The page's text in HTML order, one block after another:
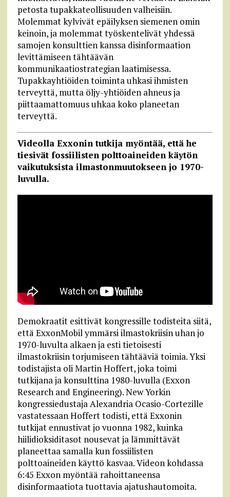
petosta tupakkateollisuuden valheisiin.
Molemmat kylvivät epäilyksen siemenen omin
keinoin, ja molemmat työskentelivät yhdessä
samojen konsulttien kanssa disinformaation
levittämiseen tähtäävän
kommunikaatiostrategian laatimisessa.
Tupakkayhtiöiden toiminta uhkasi ihmisten
terveyttä, mutta öljy-yhtiöiden ahneus ja
piittaamattomuus uhkaa koko planeetan
terveyttä.
Videolla Exxonin tutkija myöntää, että he
tiesivät fossiilisten polttoaineiden käytön
vaikutuksista ilmastonmuutokseen jo 1970-
luvulla.
Demokraatit esittivät kongressille todisteita siitä,
että ExxonMobil ymmärsi ilmastokriisin uhan jo
1970-luvulta alkaen ja esti tietoisesti
ilmastokriisin torjumiseen tähtääviä toimia. Yksi
todistajista oli Martin Hoffert, joka toimi
tutkijana ja konsulttina 1980-luvulla (Exxon
Research and Engineering). New Yorkin
kongressiedustaja Alexandria Ocasio-Cortezille
vastatessaan Hoffert todisti, että Exxonin
tutkijat ennustivat jo vuonna 1982, kuinka
hiilidioksiditasot nousevat ja lämmittävät
planeettaa samalla kun fossiilisten
polttoaineiden käyttö kasvaa. Videon kohdassa
6:45 Exxon myöntää rahoittaneensa
disinformaatiota tuottavia ajatushautomoita.